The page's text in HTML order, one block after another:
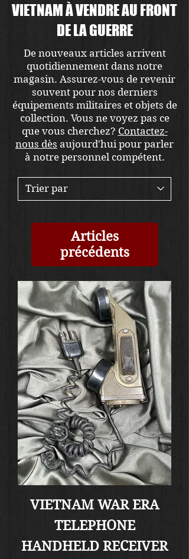
VIETNAM À VENDRE AU FRONT
DE LA GUERRE
De nouveaux articles arrivent
quotidiennement dans notre
magasin. Assurez-vous de revenir
souvent pour nos derniers
équipements militaires et objets de
collection. Vous ne voyez pas ce
que vous cherchez? Contactez-
nous dès aujourd'hui pour parler
à notre personnel compétent.
Articles
précédents
VIETNAM WAR ERA
TELEPHONE
HANDHELD RECEIVER